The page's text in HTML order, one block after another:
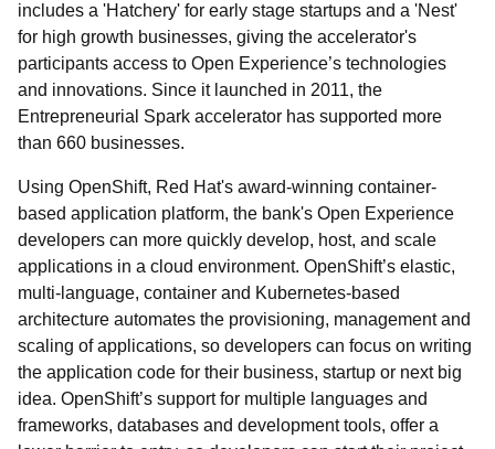
includes a 'Hatchery' for early stage startups and a 'Nest'
for high growth businesses, giving the accelerator's
participants access to Open Experience’s technologies
and innovations. Since it launched in 2011, the
Entrepreneurial Spark accelerator has supported more
than 660 businesses.
Using OpenShift, Red Hat's award-winning container-
based application platform, the bank's Open Experience
developers can more quickly develop, host, and scale
applications in a cloud environment. OpenShift’s elastic,
multi-language, container and Kubernetes-based
architecture automates the provisioning, management and
scaling of applications, so developers can focus on writing
the application code for their business, startup or next big
idea. OpenShift’s support for multiple languages and
frameworks, databases and development tools, offer a